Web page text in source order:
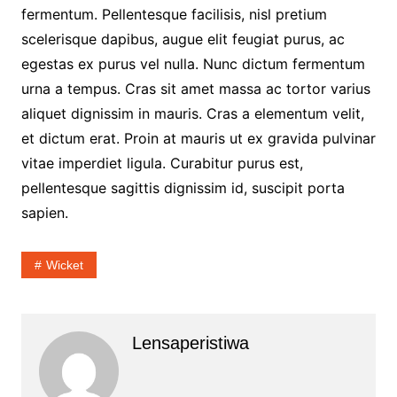
fermentum. Pellentesque facilisis, nisl pretium
scelerisque dapibus, augue elit feugiat purus, ac
egestas ex purus vel nulla. Nunc dictum fermentum
urna a tempus. Cras sit amet massa ac tortor varius
aliquet dignissim in mauris. Cras a elementum velit,
et dictum erat. Proin at mauris ut ex gravida pulvinar
vitae imperdiet ligula. Curabitur purus est,
pellentesque sagittis dignissim id, suscipit porta
sapien.
Wicket
Lensaperistiwa